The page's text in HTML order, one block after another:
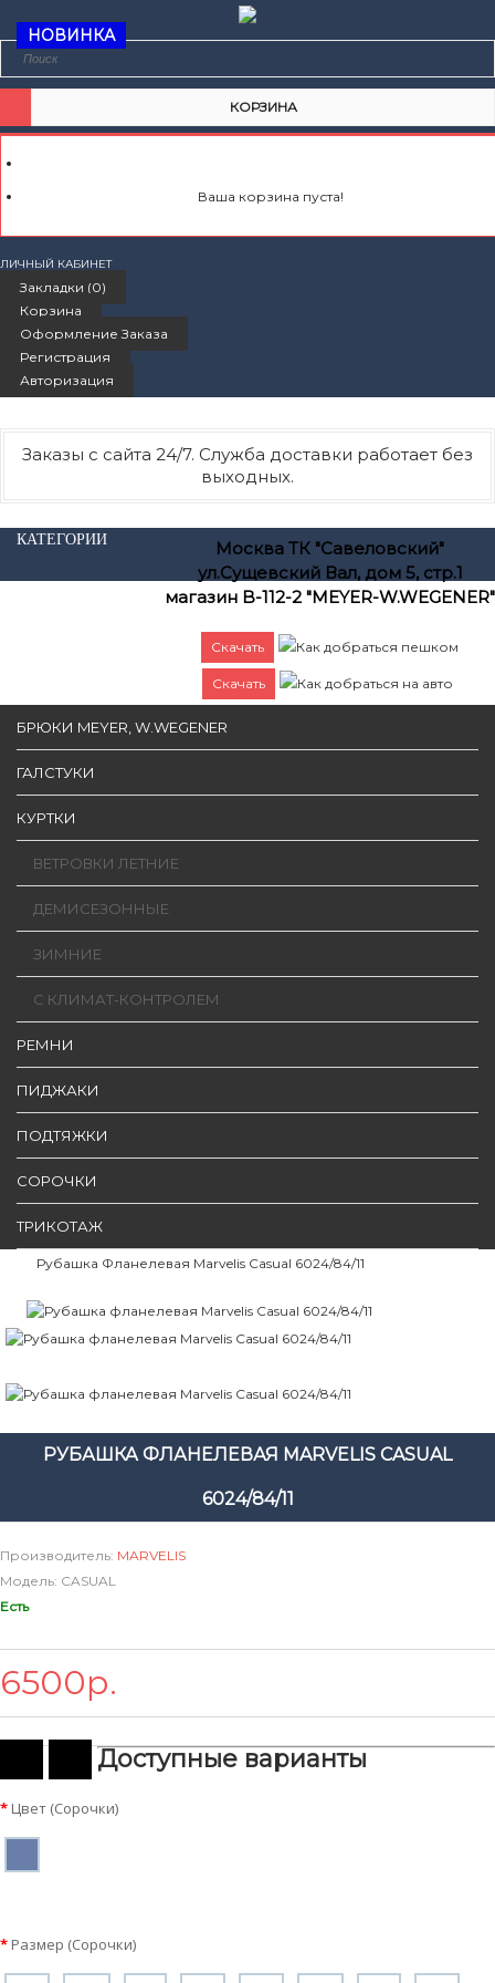
КОРЗИНА
Ваша корзина пуста!
ЛИЧНЫЙ КАБИНЕТ
Закладки (0)
Корзина
Оформление Заказа
Регистрация
Авторизация
Заказы с сайта 24/7. Служба доставки работает без
выходных.
Москва ТК "Савеловский"
ул.Сущевский Вал, дом 5, стр.1
магазин B-112-2 "MEYER-W.WEGENER"
Скачать Как добраться пешком
Скачать Как добраться на авто
КАТЕГОРИИ
БРЮКИ MEYER, W.WEGENER
ГАЛСТУКИ
КУРТКИ
ВЕТРОВКИ ЛЕТНИЕ
ДЕМИСЕЗОННЫЕ
ЗИМНИЕ
С КЛИМАТ-КОНТРОЛЕМ
РЕМНИ
ПИДЖАКИ
ПОДТЯЖКИ
СОРОЧКИ
ТРИКОТАЖ
Рубашка Фланелевая Marvelis Casual 6024/84/11
НОВИНКА
РУБАШКА ФЛАНЕЛЕВАЯ MARVELIS CASUAL
6024/84/11
Производитель: MARVELIS
Модель: CASUAL
Есть
6500р.
Доступные варианты
Цвет (Сорочки)
Цвет
(Сорочки)
Размер (Сорочки)